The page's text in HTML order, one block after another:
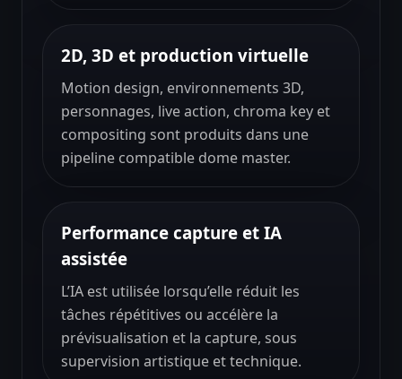
2D, 3D et production virtuelle
Motion design, environnements 3D,
personnages, live action, chroma key et
compositing sont produits dans une
pipeline compatible dome master.
Performance capture et IA
assistée
L’IA est utilisée lorsqu’elle réduit les
tâches répétitives ou accélère la
prévisualisation et la capture, sous
supervision artistique et technique.